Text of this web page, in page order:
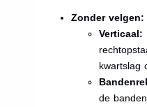
Zonder velgen:
Verticaal:
kwartslag
de